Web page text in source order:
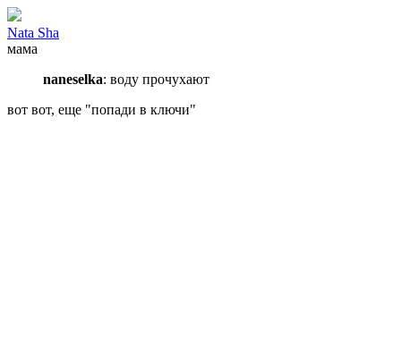
Nata Sha
мама
naneselka: воду прочухают
вот вот, еще "попади в ключи"